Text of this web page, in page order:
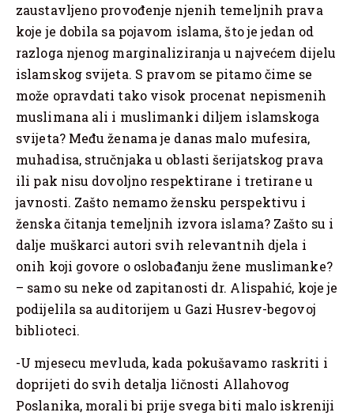
zaustavljeno provođenje njenih temeljnih prava
koje je dobila sa pojavom islama, što je jedan od
razloga njenog marginaliziranja u najvećem dijelu
islamskog svijeta. S pravom se pitamo čime se
može opravdati tako visok procenat nepismenih
muslimana ali i muslimanki diljem islamskoga
svijeta? Među ženama je danas malo mufesira,
muhadisa, stručnjaka u oblasti šerijatskog prava
ili pak nisu dovoljno respektirane i tretirane u
javnosti. Zašto nemamo žensku perspektivu i
ženska čitanja temeljnih izvora islama? Zašto su i
dalje muškarci autori svih relevantnih djela i
onih koji govore o oslobađanju žene muslimanke?
– samo su neke od zapitanosti dr. Alispahić, koje je
podijelila sa auditorijem u Gazi Husrev-begovoj
biblioteci.
-U mjesecu mevluda, kada pokušavamo raskriti i
doprijeti do svih detalja ličnosti Allahovog
Poslanika, morali bi prije svega biti malo iskreniji